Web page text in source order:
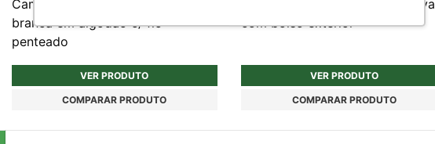
Camiseta feminina personalizada
branca em algodão c/ fio
penteado
VER PRODUTO
COMPARAR PRODUTO
Mochila personalizada esportiva
com bolso exterior
VER PRODUTO
COMPARAR PRODUTO